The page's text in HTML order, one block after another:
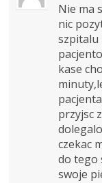
Nie ma
nic
szpitalu
kase
przyjsc
czekac
do tego
swoje